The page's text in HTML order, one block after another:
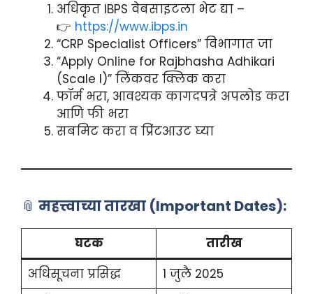
अधिकृत IBPS वेबसाइटला भेट द्या –
👉 https://www.ibps.in
“CRP Specialist Officers” विभागात जा
“Apply Online for Rajbhasha Adhikari
(Scale I)” लिंकवर क्लिक करा
फॉर्म भरा, आवश्यक कागदपत्रे अपलोड करा
आणि फी भरा
सबमिट करा व प्रिंटआउट घ्या
📎 महत्त्वाच्या तारखा (Important Dates):
घटक
तारीख
अधिसूचना प्रसिद्ध
1 जुलै 2025